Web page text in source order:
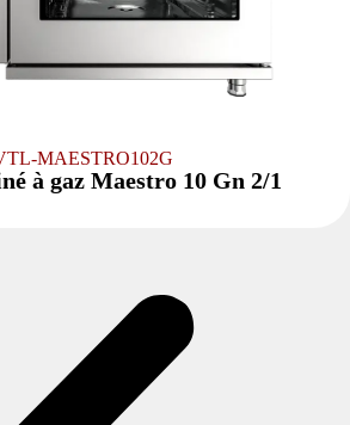
MAESTRO102G
à gaz Maestro 10 Gn 2/1